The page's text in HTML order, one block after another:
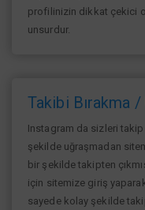
profilinizin dikkat çekici
unsurdur.
Takibi Bırakma
Instagram da sizleri takip
şekilde uğraşmadan
bir şekilde takipten
için sitemize giriş
sayede kolay şekilde